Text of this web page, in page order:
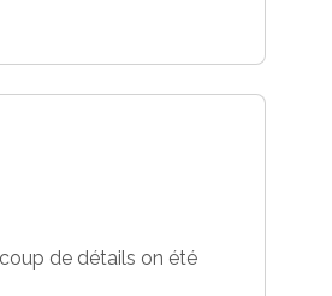
de détails on été